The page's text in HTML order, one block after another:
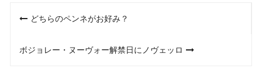
投
ナ
どちらのペンネがお好み？
ボジョレー・ヌーヴォー解禁日にノヴェッロ